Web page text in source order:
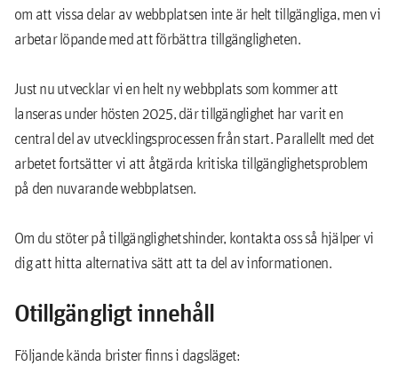
om att vissa delar av webbplatsen inte är helt tillgängliga, men vi
arbetar löpande med att förbättra tillgängligheten.
Just nu utvecklar vi en helt ny webbplats som kommer att
lanseras under hösten 2025, där tillgänglighet har varit en
central del av utvecklingsprocessen från start. Parallellt med det
arbetet fortsätter vi att åtgärda kritiska tillgänglighetsproblem
på den nuvarande webbplatsen.
Om du stöter på tillgänglighetshinder, kontakta oss så hjälper vi
dig att hitta alternativa sätt att ta del av informationen.
Otillgängligt innehåll
Följande kända brister finns i dagsläget: